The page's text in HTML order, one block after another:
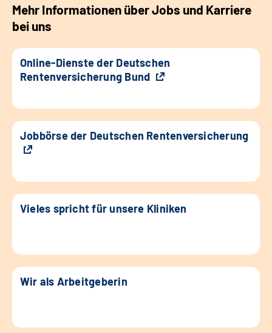
Mehr Informationen über Jobs und Karriere
bei uns
Online-Dienste der Deutschen
Rentenversicherung Bund
Jobbörse der Deutschen Rentenversicherung
Vieles spricht für unsere Kliniken
Wir als Arbeitgeberin